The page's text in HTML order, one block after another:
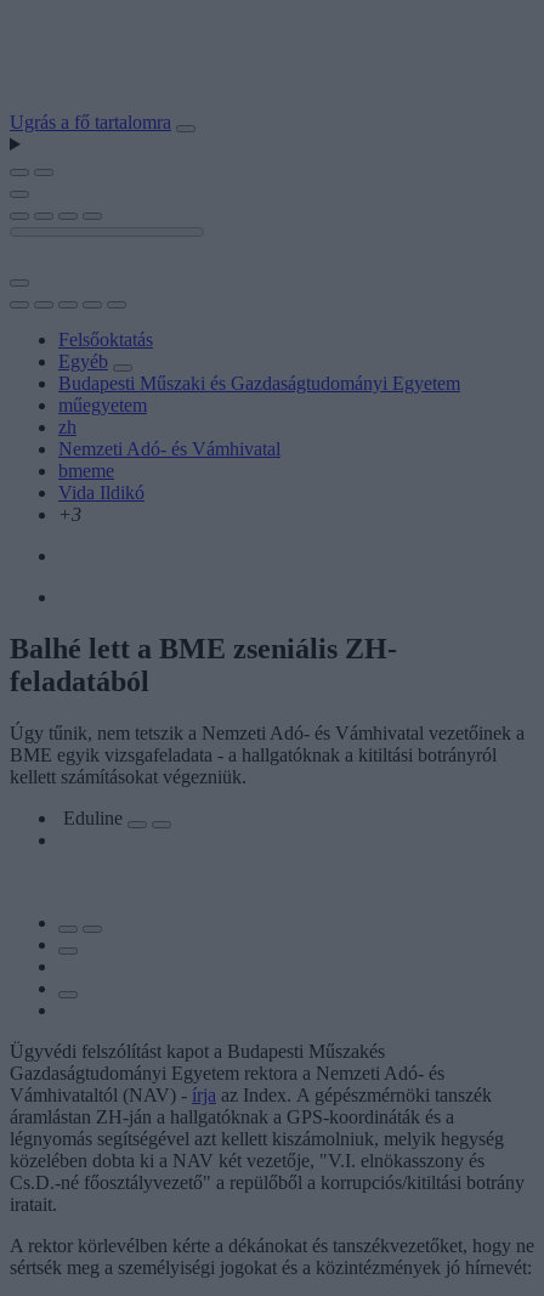
Ugrás a fő tartalomra
Felsőoktatás
Egyéb
Budapesti Műszaki és Gazdaságtudományi Egyetem
műegyetem
zh
Nemzeti Adó- és Vámhivatal
bmeme
Vida Ildikó
+3
Balhé lett a BME zseniális ZH-
feladatából
Úgy tűnik, nem tetszik a Nemzeti Adó- és Vámhivatal vezetőinek a
BME egyik vizsgafeladata - a hallgatóknak a kitiltási botrányról
kellett számításokat végezniük.
Eduline
Ügyvédi felszólítást kapot a Budapesti Műszakés
Gazdaságtudományi Egyetem rektora a Nemzeti Adó- és
Vámhivataltól (NAV) - írja az Index. A gépészmérnöki tanszék
áramlástan ZH-ján a hallgatóknak a GPS-koordináták és a
légnyomás segítségével azt kellett kiszámolniuk, melyik hegység
közelében dobta ki a NAV két vezetője, "V.I. elnökasszony és
Cs.D.-né főosztályvezető" a repülőből a korrupciós/kitiltási botrány
iratait.
A rektor körlevélben kérte a dékánokat és tanszékvezetőket, hogy ne
sértsék meg a személyiségi jogokat és a közintézmények jó hírnevét: